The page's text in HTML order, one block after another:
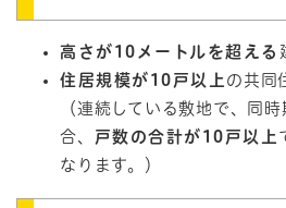
高さが10メートルを超える
住居規模が10戸以上 の共同
（連続している敷地で、同
合、 戸数の合計が10戸以上
なります。）